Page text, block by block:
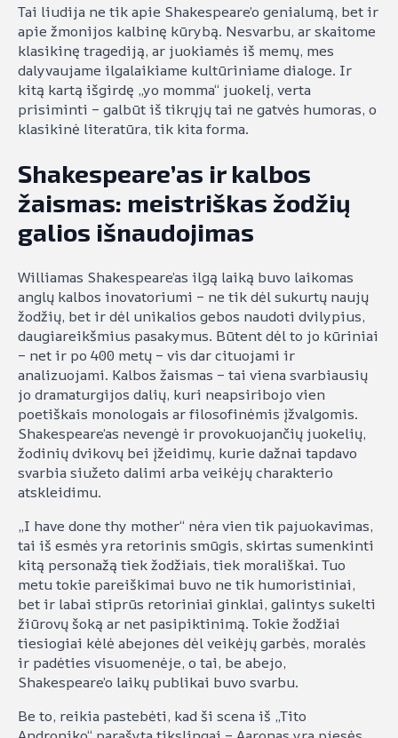
Tai liudija ne tik apie Shakespeare’o genialumą, bet ir
apie žmonijos kalbinę kūrybą. Nesvarbu, ar skaitome
klasikinę tragediją, ar juokiamės iš memų, mes
dalyvaujame ilgalaikiame kultūriniame dialoge. Ir
kitą kartą išgirdę „yo momma“ juokelį, verta
prisiminti – galbūt iš tikrųjų tai ne gatvės humoras, o
klasikinė literatūra, tik kita forma.
Shakespeare’as ir kalbos
žaismas: meistriškas žodžių
galios išnaudojimas
Williamas Shakespeare’as ilgą laiką buvo laikomas
anglų kalbos inovatoriumi – ne tik dėl sukurtų naujų
žodžių, bet ir dėl unikalios gebos naudoti dvilypius,
daugiareikšmius pasakymus. Būtent dėl to jo kūriniai
– net ir po 400 metų – vis dar cituojami ir
analizuojami. Kalbos žaismas – tai viena svarbiausių
jo dramaturgijos dalių, kuri neapsiribojo vien
poetiškais monologais ar filosofinėmis įžvalgomis.
Shakespeare’as nevengė ir provokuojančių juokelių,
žodinių dvikovų bei įžeidimų, kurie dažnai tapdavo
svarbia siužeto dalimi arba veikėjų charakterio
atskleidimu.
„I have done thy mother“ nėra vien tik pajuokavimas,
tai iš esmės yra retorinis smūgis, skirtas sumenkinti
kitą personažą tiek žodžiais, tiek morališkai. Tuo
metu tokie pareiškimai buvo ne tik humoristiniai,
bet ir labai stiprūs retoriniai ginklai, galintys sukelti
žiūrovų šoką ar net pasipiktinimą. Tokie žodžiai
tiesiogiai kėlė abejones dėl veikėjų garbės, moralės
ir padėties visuomenėje, o tai, be abejo,
Shakespeare’o laikų publikai buvo svarbu.
Be to, reikia pastebėti, kad ši scena iš „Tito